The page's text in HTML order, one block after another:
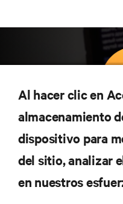
Suscríbete para
Recibe
más importantes del
y perspectivas de
centros de datos y
Al hacer clic en
almacenamiento
dispositivo para
del sitio, analizar
en nuestros